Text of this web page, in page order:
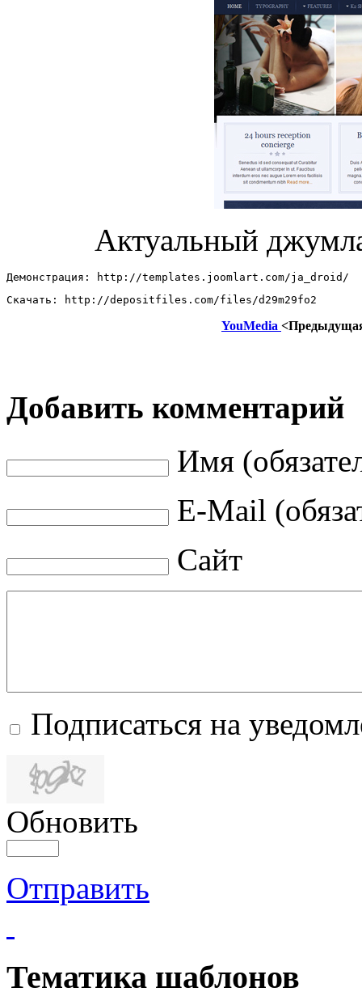
Актуальный
Демонстрация: http://templates.joomlart.com/ja_droid/
Скачать: http://depositfiles.com/files/d29m29fo2
YouMedia
Добавить комментарий
Имя
E-Mail
Сайт
Подписаться на
Обновить
Отправить
Тематика шаблонов